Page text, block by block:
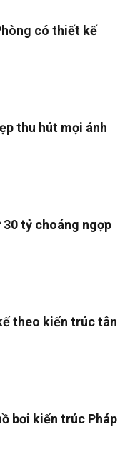
có thiết kế
thu hút mọi ánh
tỷ choáng ngợp
theo kiến trúc tân
bơi kiến trúc Pháp